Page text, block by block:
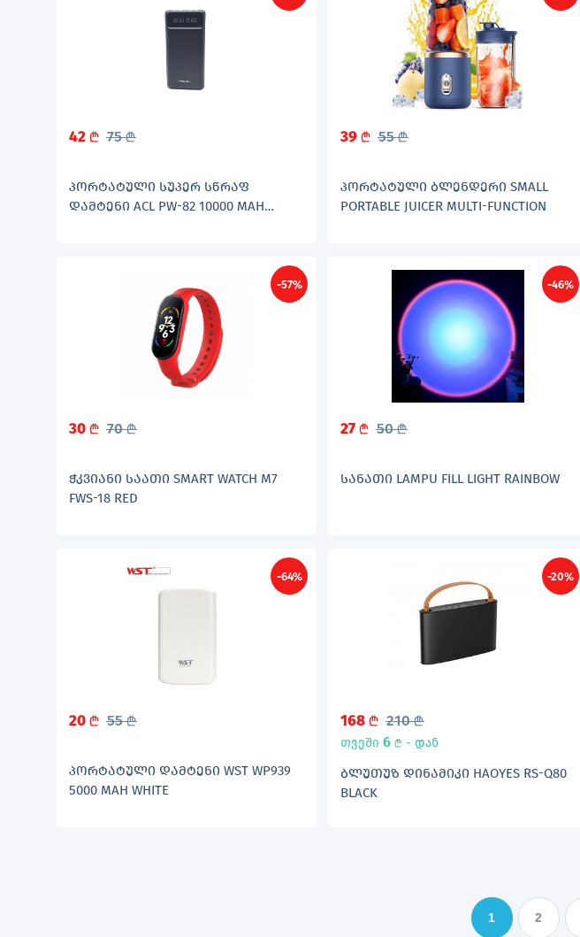
42 L 75L
ᲞᲝᲠᲢᲐᲢᲣᲚᲘ ᲡᲣᲞᲔᲠ ᲡᲬᲠᲐᲤ
ᲓᲐᲛᲢᲔᲜᲘ ACL PW-82 10000 MAH
39 L 55L
ᲞᲝᲠᲢᲐᲢᲣᲚᲘ ᲑᲚᲔᲜᲓᲔᲠᲘ SMALL
PORTABLE JUICER MULTI-FUNCTION
-57%
30 L 70L
ᲭᲙᲕᲘᲐᲜᲘ ᲡᲐᲐᲗᲘ SMART WATCH M7
FWS-18 RED
-46%
27 L 50L
ᲡᲐᲜᲐᲗᲘ LAMPU FILL LIGHT RAINBOW
-64%
20 L 55L
ᲞᲝᲠᲢᲐᲢᲣᲚᲘ ᲓᲐᲛᲢᲔᲜᲘ WST WP939
5000 MAH WHITE
-20%
168 L 210L
თვეში 6 L - დან
ᲑᲚᲣᲗᲣᲖ ᲓᲘᲜᲐᲛᲘᲙᲘ HAOYES RS-Q80
BLACK
1 2